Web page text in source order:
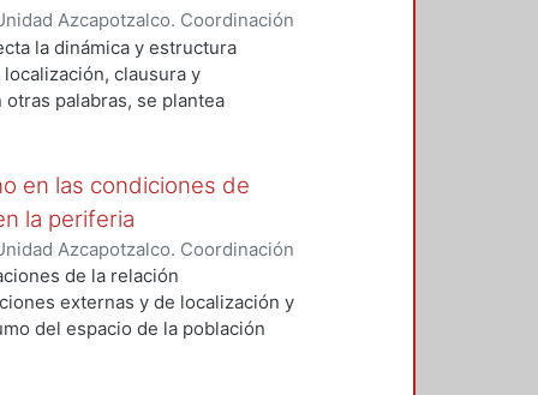
reducido conocen a fondo la
de desarrollo urbano que
Azcapotzalco. Coordinación
GEORGINA
la dinámica y estructura
clausura y
palabras, se plantea
diferentes grados y ritmos de
a la aplicación de la política
en las condiciones de
la periferia
Azcapotzalco. Coordinación
Claudia Minerva
de la relación
externas y de localización y
del espacio de la población
el acceso de las personas